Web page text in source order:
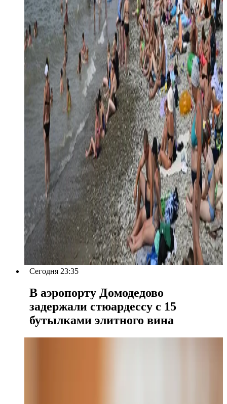
Сегодня 23:35
В аэропорту Домодедово
задержали стюардессу с 15
бутылками элитного вина